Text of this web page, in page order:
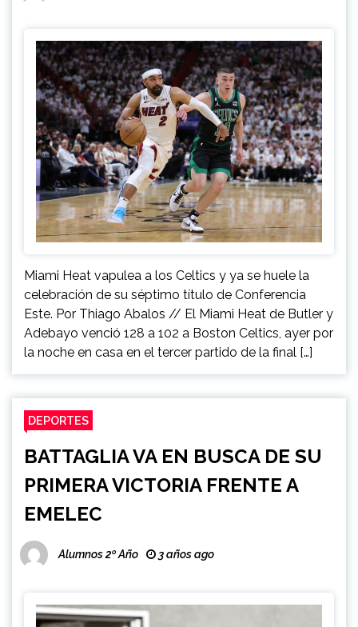
Miami Heat vapulea a los Celtics y ya se huele la
celebración de su séptimo título de Conferencia
Este. Por Thiago Abalos // El Miami Heat de Butler y
Adebayo venció 128 a 102 a Boston Celtics, ayer por
la noche en casa en el tercer partido de la final […]
DEPORTES
BATTAGLIA VA EN BUSCA DE SU
PRIMERA VICTORIA FRENTE A
EMELEC
Alumnos 2º Año 3 años ago